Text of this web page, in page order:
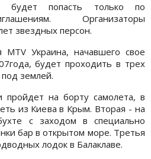
будет попасть только по
Организаторы
звездных персон.
MTV Украина, начавшего свое
будет проходить в трех
землей.
пройдет на борту самолета, в
из Киева в Крым. Вторая - на
с заходом в специально
бар в открытом море. Третья
лодок в Балаклаве.